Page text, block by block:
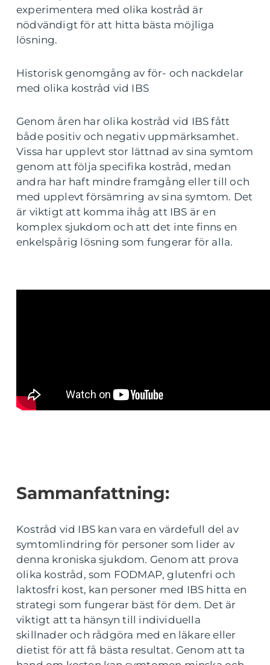
experimentera med olika kostråd är
nödvändigt för att hitta bästa möjliga
lösning.
Historisk genomgång av för- och nackdelar
med olika kostråd vid IBS
Genom åren har olika kostråd vid IBS fått
både positiv och negativ uppmärksamhet.
Vissa har upplevt stor lättnad av sina symtom
genom att följa specifika kostråd, medan
andra har haft mindre framgång eller till och
med upplevt försämring av sina symtom. Det
är viktigt att komma ihåg att IBS är en
komplex sjukdom och att det inte finns en
enkelspårig lösning som fungerar för alla.
Sammanfattning:
Kostråd vid IBS kan vara en värdefull del av
symtomlindring för personer som lider av
denna kroniska sjukdom. Genom att prova
olika kostråd, som FODMAP, glutenfri och
laktosfri kost, kan personer med IBS hitta en
strategi som fungerar bäst för dem. Det är
viktigt att ta hänsyn till individuella
skillnader och rådgöra med en läkare eller
dietist för att få bästa resultat. Genom att ta